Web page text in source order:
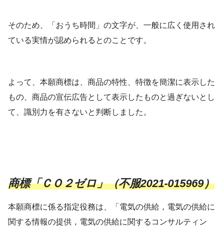
そのため、「おうち時間」の文字が、一般に広く使用され
ている実情が認められるとのことです。
よって、本願商標は、商品の特性、特徴を簡潔に表示した
もの、商品の宣伝広告として表示したものと過ぎないとし
て、識別力を有さないと判断しました。
商標「ＣＯ２ゼロ」（不服2021-015969）
本願商標に係る指定役務は、「電気の供給，電気の供給に
関する情報の提供，電気の供給に関するコンサルティン